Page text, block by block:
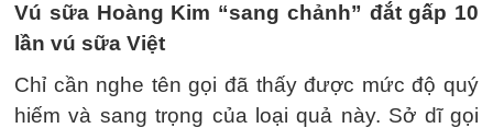
Vú sữa Hoàng Kim “sang chảnh” đắt gấp 10
lần vú sữa Việt
Chỉ cần nghe tên gọi đã thấy được mức độ quý
hiếm và sang trọng của loại quả này. Sở dĩ gọi